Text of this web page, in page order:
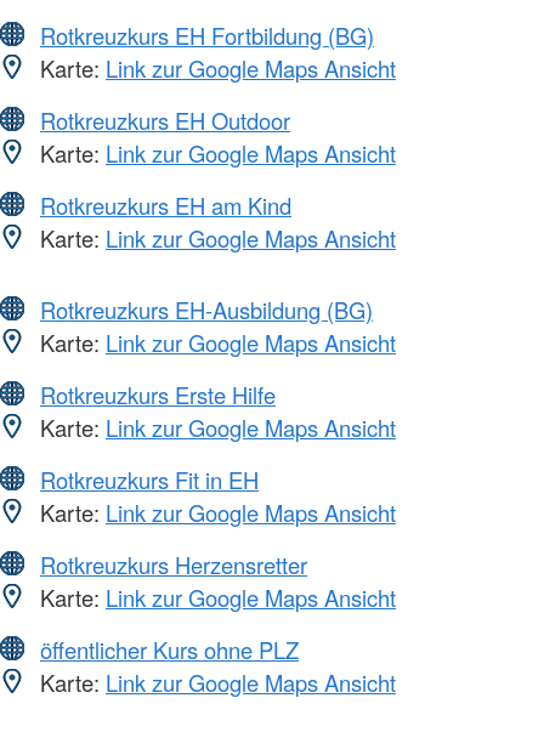
Rotkreuzkurs EH Fortbildung (BG)
Karte: Link zur Google Maps Ansicht
Rotkreuzkurs EH Outdoor
Karte: Link zur Google Maps Ansicht
Rotkreuzkurs EH am Kind
Karte: Link zur Google Maps Ansicht
Rotkreuzkurs EH-Ausbildung (BG)
Karte: Link zur Google Maps Ansicht
Rotkreuzkurs Erste Hilfe
Karte: Link zur Google Maps Ansicht
Rotkreuzkurs Fit in EH
Karte: Link zur Google Maps Ansicht
Rotkreuzkurs Herzensretter
Karte: Link zur Google Maps Ansicht
öffentlicher Kurs ohne PLZ
Karte: Link zur Google Maps Ansicht